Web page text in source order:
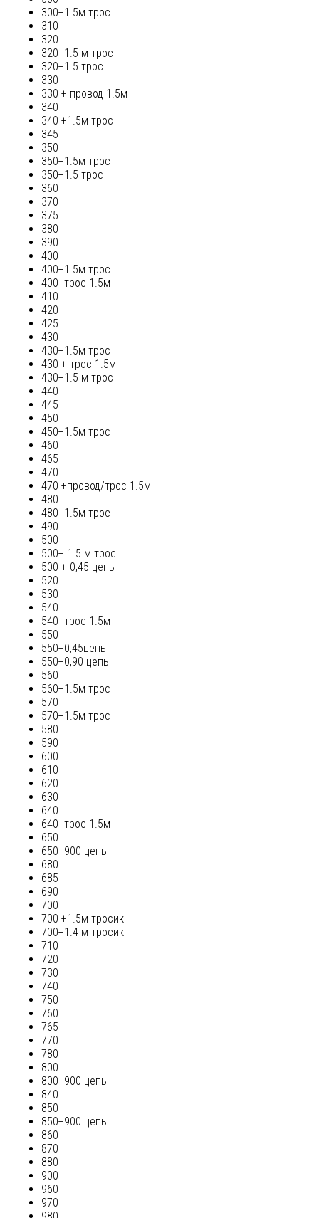
300+1.5м трос
310
320
320+1.5 м трос
320+1.5 трос
330
330 + провод 1.5м
340
340 +1.5м трос
345
350
350+1.5м трос
350+1.5 трос
360
370
375
380
390
400
400+1.5м трос
400+трос 1.5м
410
420
425
430
430+1.5м трос
430 + трос 1.5м
430+1.5 м трос
440
445
450
450+1.5м трос
460
465
470
470 +провод/трос 1.5м
480
480+1.5м трос
490
500
500+ 1.5 м трос
500 + 0,45 цепь
520
530
540
540+трос 1.5м
550
550+0,45цепь
550+0,90 цепь
560
560+1.5м трос
570
570+1.5м трос
580
590
600
610
620
630
640
640+трос 1.5м
650
650+900 цепь
680
685
690
700
700 +1.5м тросик
700+1.4 м тросик
710
720
730
740
750
760
765
770
780
800
800+900 цепь
840
850
850+900 цепь
860
870
880
900
960
970